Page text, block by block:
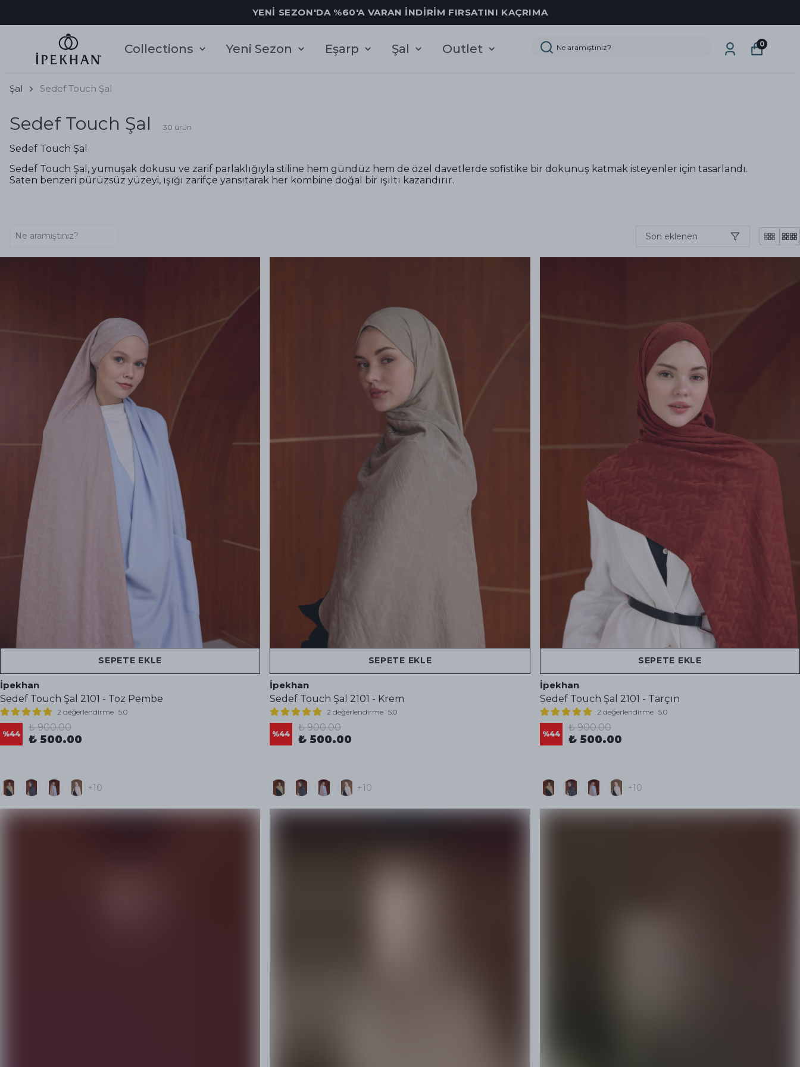
YENİ SEZON'DA %60'A VARAN İNDİRİM FIRSATINI KAÇRIMA
Collections Yeni Sezon Eşarp Şal Outlet 0
Şal Sedef Touch Şal
Sedef Touch Şal 30 ürün
Sedef Touch Şal
Sedef Touch Şal, yumuşak dokusu ve zarif parlaklığıyla stiline hem gündüz hem de özel davetlerde sofistike bir dokunuş katmak isteyenler için tasarlandı.
Saten benzeri pürüzsüz yüzeyi, ışığı zarifçe yansıtarak her kombine doğal bir ışıltı kazandırır.
Son eklenen
SEPETE EKLE
İpekhan
Sedef Touch Şal 2101 - Toz Pembe
2 değerlendirme 5.0
%44
₺ 900.00
₺ 500.00
+10
SEPETE EKLE
İpekhan
Sedef Touch Şal 2101 - Krem
2 değerlendirme 5.0
%44
₺ 900.00
₺ 500.00
+10
SEPETE EKLE
İpekhan
Sedef Touch Şal 2101 - Tarçın
2 değerlendirme 5.0
%44
₺ 900.00
₺ 500.00
+10